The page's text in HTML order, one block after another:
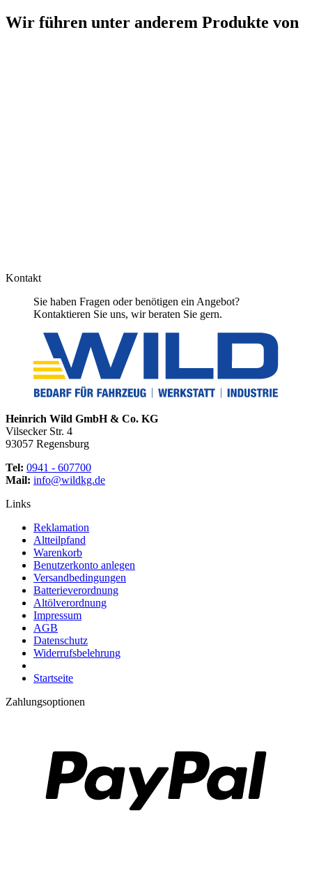
Wir führen unter anderem Produkte von
Kontakt
Sie haben Fragen oder benötigen ein Angebot?
Kontaktieren Sie uns, wir beraten Sie gern.
Heinrich Wild GmbH & Co. KG
Vilsecker Str. 4
93057 Regensburg
Tel: 0941 - 607700
Mail: info@wildkg.de
Links
Reklamation
Altteilpfand
Warenkorb
Benutzerkonto anlegen
Versandbedingungen
Batterieverordnung
Altölverordnung
Impressum
AGB
Datenschutz
Widerrufsbelehrung
Startseite
Zahlungsoptionen